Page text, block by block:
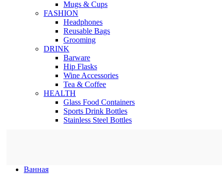
Mugs & Cups
FASHION
Headphones
Reusable Bags
Grooming
DRINK
Barware
Hip Flasks
Wine Accessories
Tea & Coffee
HEALTH
Glass Food Containers
Sports Drink Bottles
Stainless Steel Bottles
Ванная